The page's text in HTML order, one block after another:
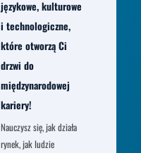
językowe, kulturowe
i technologiczne,
które otworzą Ci
drzwi do
międzynarodowej
kariery!
Nauczysz się, jak działa
rynek, jak ludzie